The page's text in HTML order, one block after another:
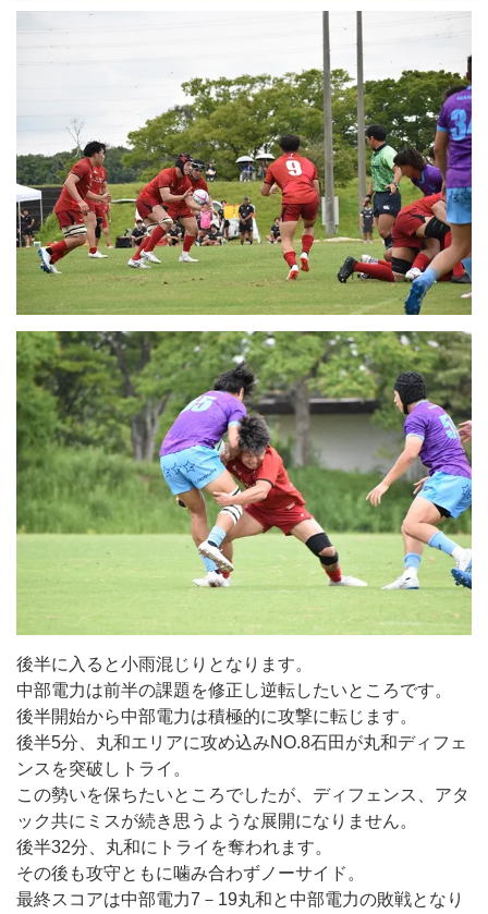
後半に入ると小雨混じりとなります。
中部電力は前半の課題を修正し逆転したいところです。
後半開始から中部電力は積極的に攻撃に転じます。
後半5分、丸和エリアに攻め込みNO.8石田が丸和ディフェ
ンスを突破しトライ。
この勢いを保ちたいところでしたが、ディフェンス、アタ
ック共にミスが続き思うような展開になりません。
後半32分、丸和にトライを奪われます。
その後も攻守ともに噛み合わずノーサイド。
最終スコアは中部電力7－19丸和と中部電力の敗戦となり